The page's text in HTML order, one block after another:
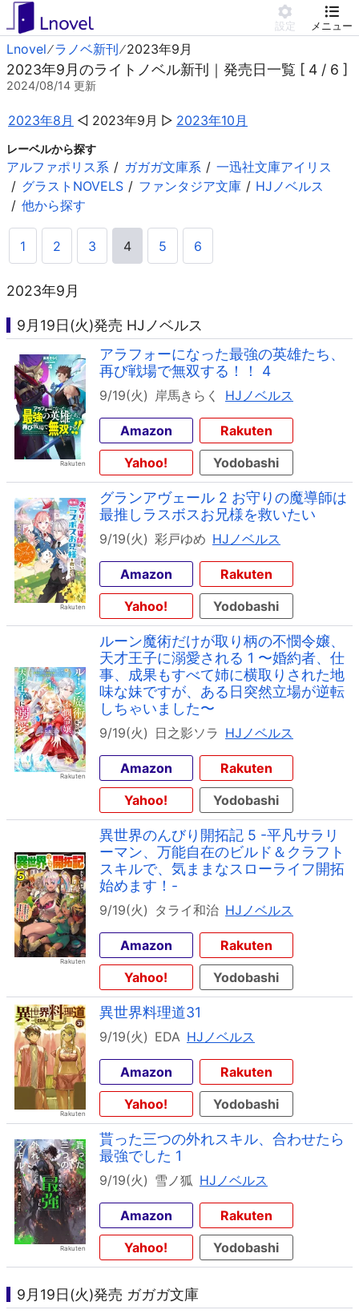
設定 メニュー
Lnovel ラノベ新刊 2023年9月
2023年9月のライトノベル新刊｜発売日一覧 [ 4 / 6 ]
2024/08/14 更新
2023年8月 2023年9月 2023年10月
レーベルから探す
アルファポリス系 ガガガ文庫系
一迅社文庫アイリス
グラストNOVELS
ファンタジア文庫
HJノベルス
他から探す
1 2 3 4 5 6
2023年9月
9月19日(火)発売 HJノベルス
アラフォーになった最強の英雄たち、
再び戦場で無双する！！ 4
9/19(火) 岸馬きらく HJノベルス
Amazon
Rakuten
Yahoo!
Yodobashi
グランアヴェール 2 お守りの魔導師は
最推しラスボスお兄様を救いたい
9/19(火) 彩戸ゆめ HJノベルス
Amazon
Rakuten
Yahoo!
Yodobashi
ルーン魔術だけが取り柄の不憫令嬢、
天才王子に溺愛される 1 〜婚約者、仕
事、成果もすべて姉に横取りされた地
味な妹ですが、ある日突然立場が逆転
しちゃいました〜
9/19(火) 日之影ソラ HJノベルス
Amazon
Rakuten
Yahoo!
Yodobashi
異世界のんびり開拓記 5 -平凡サラリ
ーマン、万能自在のビルド＆クラフト
スキルで、気ままなスローライフ開拓
始めます！-
9/19(火) タライ和治 HJノベルス
Amazon
Rakuten
Yahoo!
Yodobashi
異世界料理道31
9/19(火) EDA HJノベルス
Amazon
Rakuten
Yahoo!
Yodobashi
貰った三つの外れスキル、合わせたら
最強でした 1
9/19(火) 雪ノ狐 HJノベルス
Amazon
Rakuten
Yahoo!
Yodobashi
9月19日(火)発売 ガガガ文庫